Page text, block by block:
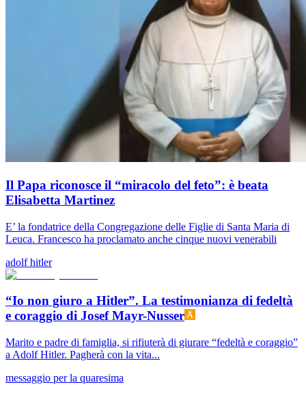
Il Papa riconosce il “miracolo del feto”: è beata
Elisabetta Martinez
E’ la fondatrice della Congregazione delle Figlie di Santa Maria di
Leuca. Francesco ha proclamato anche cinque nuovi venerabili
adolf hitler
“Io non giuro a Hitler”. La testimonianza di fedeltà
e coraggio di Josef Mayr-Nusser
Marito e padre di famiglia, si rifiuterà di giurare “fedeltà e coraggio”
a Adolf Hitler. Pagherà con la vita...
messaggio per la quaresima